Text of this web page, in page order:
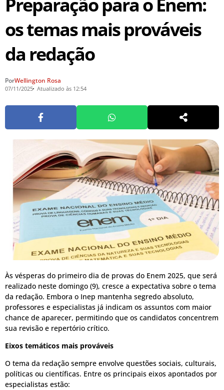
Preparação para o Enem:
os temas mais prováveis
da redação
PorWellington Rosa
07/11/2025 Atualizado às 12:54
Às vésperas do primeiro dia de provas do Enem 2025, que será
realizado neste domingo (9), cresce a expectativa sobre o tema
da redação. Embora o Inep mantenha segredo absoluto,
professores e especialistas já indicam os assuntos com maior
chance de aparecer, permitindo que os candidatos concentrem
sua revisão e repertório crítico.
Eixos temáticos mais prováveis
O tema da redação sempre envolve questões sociais, culturais,
políticas ou científicas. Entre os principais eixos apontados por
especialistas estão: